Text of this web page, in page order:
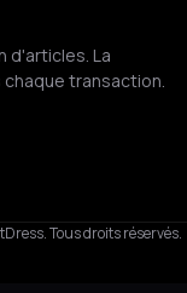
d'articles. La
transaction.
Tous droits réservés.